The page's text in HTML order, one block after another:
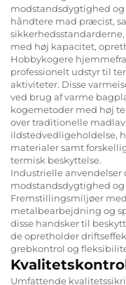
modstandsdygtighed
håndtere mad præcist,
med høj kapacitet,
Hobbykogere
professionelt udstyr til
aktiviteter. Disse
ved brug af varme
kogemetoder med høj
over traditionelle
ildstedvedligeholdelse,
materialer samt
termisk beskyttelse.
Industrielle anvendelser
modstandsdygtighed
Fremstillingsmiljøer
metalbearbejdning og
disse handsker til
de opretholder
grebkontrol og
Umfattende